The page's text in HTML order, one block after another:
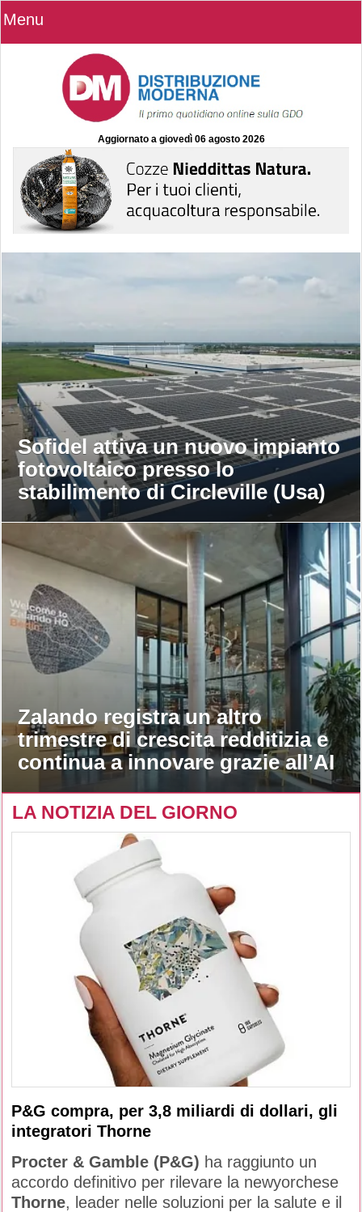
Menu
Aggiornato a giovedì 06 agosto 2026
Sofidel attiva un nuovo impianto
fotovoltaico presso lo
stabilimento di Circleville (Usa)
Zalando registra un altro
trimestre di crescita redditizia e
continua a innovare grazie all’AI
LA NOTIZIA DEL GIORNO
P&G compra, per 3,8 miliardi di dollari, gli
integratori Thorne
Procter & Gamble (P&G) ha raggiunto un
accordo definitivo per rilevare la newyorchese
Thorne, leader nelle soluzioni per la salute e il